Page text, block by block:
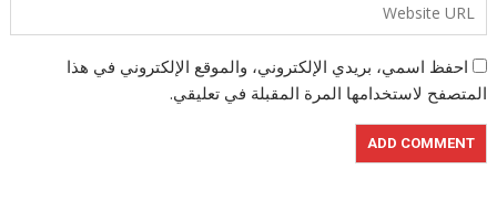
احفظ اسمي، بريدي الإلكتروني، والموقع الإلكتروني في هذا
المتصفح لاستخدامها المرة المقبلة في تعليقي.